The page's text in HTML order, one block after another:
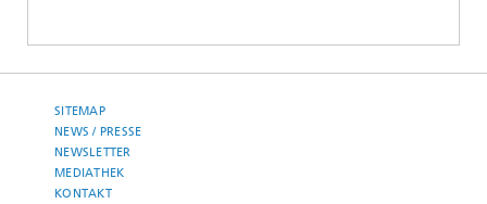
SITEMAP
NEWS / PRESSE
NEWSLETTER
MEDIATHEK
KONTAKT